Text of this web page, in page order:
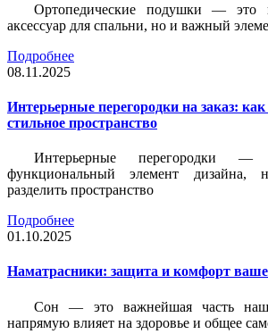
Ортопедические подушки — это
аксессуар для спальни, но и важный
Подробнее
08.11.2025
Интерьерные перегородки на заказ: как
стильное пространство
Интерьерные перегородки
функциональный элемент дизайна,
разделить пространство
Подробнее
01.10.2025
Наматрасники: защита и комфорт
Сон — это важнейшая часть
напрямую влияет на здоровье и общее